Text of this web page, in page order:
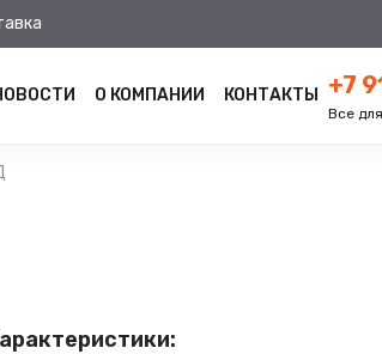
О КОМПАНИИ КОНТАКТЫ +7
Все